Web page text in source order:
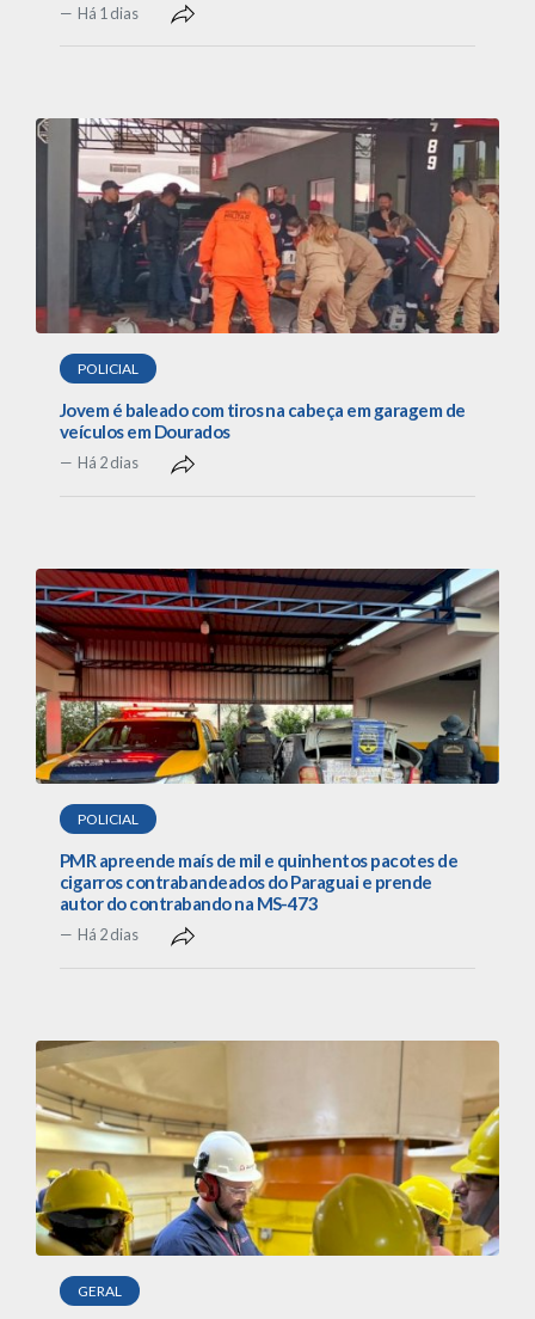
Há 1 dias
POLICIAL
Jovem é baleado com tiros na cabeça em garagem de
veículos em Dourados
Há 2 dias
POLICIAL
PMR apreende maís de mil e quinhentos pacotes de
cigarros contrabandeados do Paraguai e prende
autor do contrabando na MS-473
Há 2 dias
GERAL